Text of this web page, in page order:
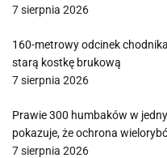
7 sierpnia 2026
160-metrowy odcinek
starą kostkę brukową
7 sierpnia 2026
Prawie 300 humbaków w
pokazuje, że ochrona
7 sierpnia 2026